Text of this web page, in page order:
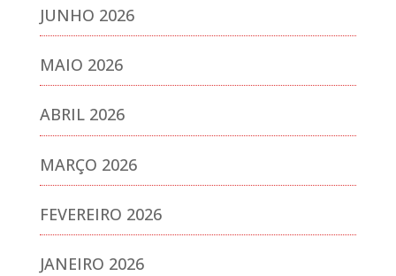
JUNHO 2026
MAIO 2026
ABRIL 2026
MARÇO 2026
FEVEREIRO 2026
JANEIRO 2026